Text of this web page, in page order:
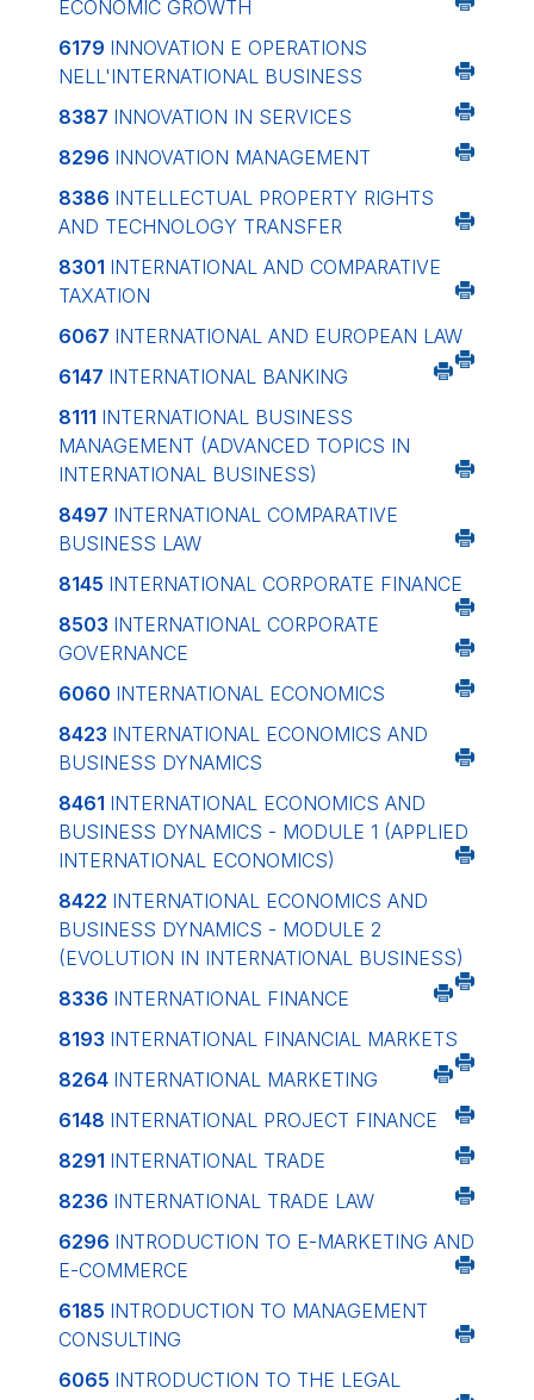
ECONOMIC GROWTH
6179 INNOVATION E OPERATIONS
NELL'INTERNATIONAL BUSINESS
8387 INNOVATION IN SERVICES
8296 INNOVATION MANAGEMENT
8386 INTELLECTUAL PROPERTY RIGHTS
AND TECHNOLOGY TRANSFER
8301 INTERNATIONAL AND COMPARATIVE
TAXATION
6067 INTERNATIONAL AND EUROPEAN LAW
6147 INTERNATIONAL BANKING
8111 INTERNATIONAL BUSINESS
MANAGEMENT (ADVANCED TOPICS IN
INTERNATIONAL BUSINESS)
8497 INTERNATIONAL COMPARATIVE
BUSINESS LAW
8145 INTERNATIONAL CORPORATE FINANCE
8503 INTERNATIONAL CORPORATE
GOVERNANCE
6060 INTERNATIONAL ECONOMICS
8423 INTERNATIONAL ECONOMICS AND
BUSINESS DYNAMICS
8461 INTERNATIONAL ECONOMICS AND
BUSINESS DYNAMICS - MODULE 1 (APPLIED
INTERNATIONAL ECONOMICS)
8422 INTERNATIONAL ECONOMICS AND
BUSINESS DYNAMICS - MODULE 2
(EVOLUTION IN INTERNATIONAL BUSINESS)
8336 INTERNATIONAL FINANCE
8193 INTERNATIONAL FINANCIAL MARKETS
8264 INTERNATIONAL MARKETING
6148 INTERNATIONAL PROJECT FINANCE
8291 INTERNATIONAL TRADE
8236 INTERNATIONAL TRADE LAW
6296 INTRODUCTION TO E-MARKETING AND
E-COMMERCE
6185 INTRODUCTION TO MANAGEMENT
CONSULTING
6065 INTRODUCTION TO THE LEGAL